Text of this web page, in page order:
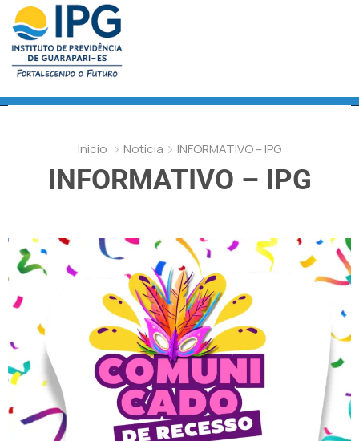
Inicio Noticia INFORMATIVO – IPG
INFORMATIVO – IPG